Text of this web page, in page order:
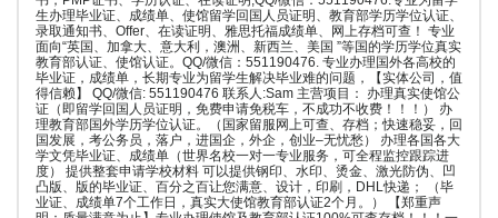
生办理毕业证、成绩单、使馆留学回国人员证明、教育部学历学位认证、
录取通知书、Offer、在读证明、雅思托福成绩单、网上存档可查！ 专业
面向“英国、加拿大、意大利，澳洲、新西兰、美国 ”等国的学历学位真实
教育部认证、使馆认证。QQ/微信：551190476. 专业办理国外各高校的
毕业证，成绩单，长期专业为留学生解决毕业难的问题，【实体公司，值
得信赖】 QQ/微信: 551190476 联系人:Sam 主营项目： 办理真实使馆公
证（即留学回国人员证明，免费申请免税车，不成功不收费！！！） 办
理教育部国外学历学位认证。（国家留服网上可查、存档；快速稳妥，回
国发展，考公务员，落户，进国企，外企，创业–无忧愁） 办理各国各大
学文凭毕业证、成绩单（世界名校一对一专业服务，可全程监控跟踪进
度） 提供整套申请学校材料 可以提供钢印、水印、烫金、激光防伪、凹
凸版、版的毕业证、百分之百让您满意、设计，印刷，DHL快递； （毕
业证、成绩单7个工作日，真实大使馆教育部认证2个月。） 【郑重声